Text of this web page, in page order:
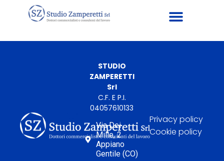
STUDIO
ZAMPERETTI
Srl
C.F. E P.I.
04057610133
Via Dei
Mille, 2
Appiano
Gentile (CO)
Privacy policy
Cookie policy